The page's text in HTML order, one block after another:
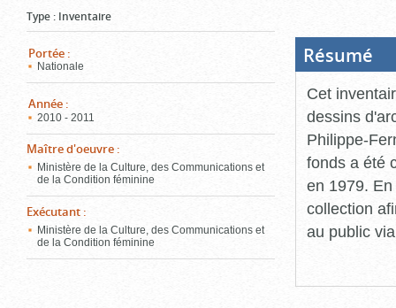
Type : Inventaire
Portée :
Nationale
Année :
2010 - 2011
Maître d'oeuvre :
Ministère de la Culture, des Communications et
de la Condition féminine
Exécutant :
Ministère de la Culture, des Communications et
de la Condition féminine
Résumé
Cet
dessins
Philippe-
fonds a été
en 1979.
collection
au public